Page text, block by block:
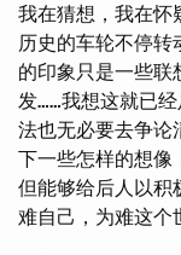
我在猜想，我在怀
历史的车轮不停转
的印象只是一些联
发……我想这就已
法也无必要去争论
下一些怎样的想像
但能够给后人以积
难自己，为难这个